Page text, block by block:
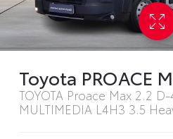
Toyota PROACE
TOYOTA Proace Max 2.2
MULTIMEDIA L4H3 3.5